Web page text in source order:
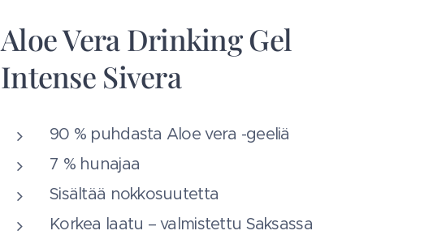
Aloe Vera Drinking Gel
Intense Sivera
90 % puhdasta Aloe vera -geeliä
7 % hunajaa
Sisältää nokkosuutetta
Korkea laatu – valmistettu Saksassa